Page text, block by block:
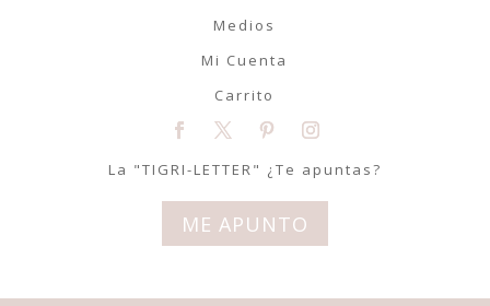
Medios
Mi Cuenta
Carrito
La "TIGRI-LETTER" ¿Te apuntas?
ME APUNTO